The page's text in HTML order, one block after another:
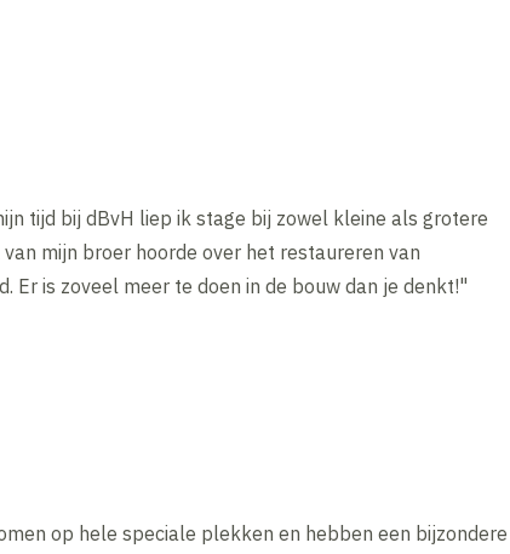
tijd bij dBvH liep ik stage bij zowel kleine als grotere
mijn broer hoorde over het restaureren van
Er is zoveel meer te doen in de bouw dan je denkt!"
op hele speciale plekken en hebben een bijzondere